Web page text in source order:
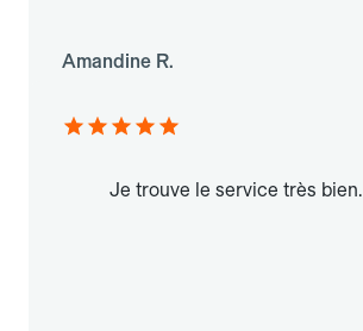
Amandine R.
Je trouve le service très bien.